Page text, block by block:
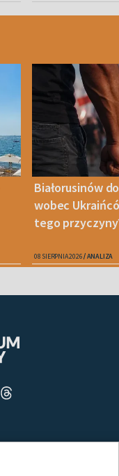
Białorusinów
wobec
tego
08 SIERPNIA 2026 ANALIZA